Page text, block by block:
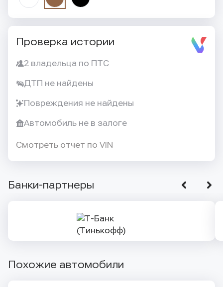
Проверка истории
2 владельца по ПТС
ДТП не найдены
Повреждения не найдены
Автомобиль не в залоге
Смотреть отчет по VIN
Банки-партнеры
Похожие автомобили